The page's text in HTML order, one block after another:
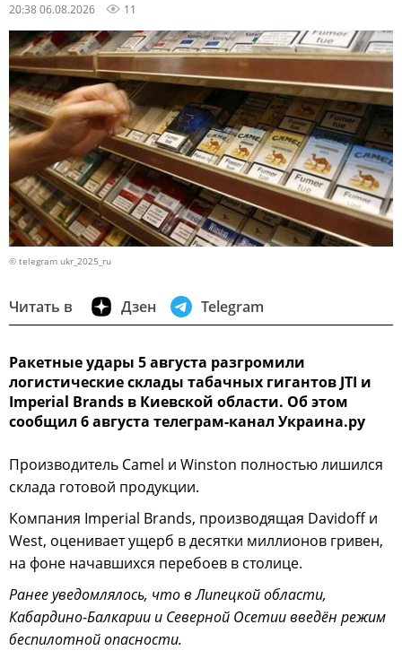
20:38 06.08.2026 11
© telegram ukr_2025_ru
Читать в Дзен Telegram
Ракетные удары 5 августа разгромили
логистические склады табачных гигантов JTI и
Imperial Brands в Киевской области. Об этом
сообщил 6 августа телеграм-канал Украина.ру
Производитель Camel и Winston полностью лишился
склада готовой продукции.
Компания Imperial Brands, производящая Davidoff и
West, оценивает ущерб в десятки миллионов гривен,
на фоне начавшихся перебоев в столице.
Ранее уведомлялось, что в Липецкой области,
Кабардино-Балкарии и Северной Осетии введён режим
беспилотной опасности.